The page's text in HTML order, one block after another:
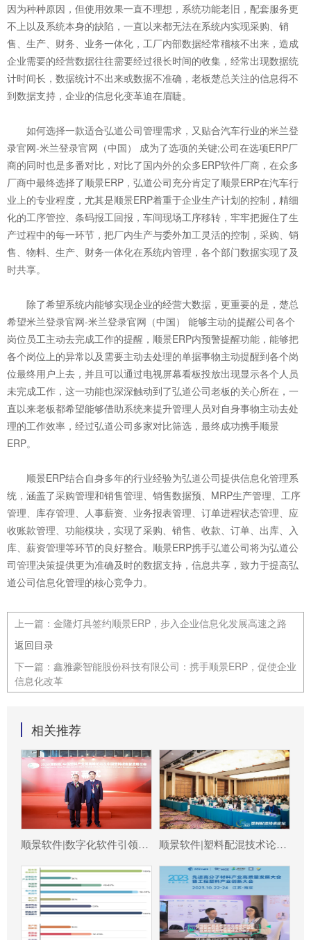
因为种种原因，但使用效果一直不理想，系统功能老旧，配套服务更
不上以及系统本身的缺陷，一直以来都无法在系统内实现采购、销
售、生产、财务、业务一体化，工厂内部数据经常稽核不出来，造成
企业需要的经营数据往往需要经过很长时间的收集，经常出现数据统
计时间长，数据统计不出来或数据不准确，老板楚总关注的信息得不
到数据支持，企业的信息化变革迫在眉睫。
如何选择一款适合弘道公司管理需求，又贴合汽车行业的米兰登
录官网-米兰登录官网（中国） 成为了选项的关键;公司在选项ERP厂
商的同时也是多番对比，对比了国内外的众多ERP软件厂商，在众多
厂商中最终选择了顺景ERP，弘道公司充分肯定了顺景ERP在汽车行
业上的专业程度，尤其是顺景ERP着重于企业生产计划的控制，精细
化的工序管控、条码报工回报，车间现场工序移转，牢牢把握住了生
产过程中的每一环节，把厂内生产与委外加工灵活的控制，采购、销
售、物料、生产、财务一体化在系统内管理，各个部门数据实现了及
时共享。
除了希望系统内能够实现企业的经营大数据，更重要的是，楚总
希望米兰登录官网-米兰登录官网（中国） 能够主动的提醒公司各个
岗位员工主动去完成工作的提醒，顺景ERP内预警提醒功能，能够把
各个岗位上的异常以及需要主动去处理的单据事物主动提醒到各个岗
位最终用户上去，并且可以通过电视屏幕看板投放出现显示各个人员
未完成工作，这一功能也深深触动到了弘道公司老板的关心所在，一
直以来老板都希望能够借助系统来提升管理人员对自身事物主动去处
理的工作效率，经过弘道公司多家对比筛选，最终成功携手顺景
ERP。
顺景ERP结合自身多年的行业经验为弘道公司提供信息化管理系
统，涵盖了采购管理和销售管理、销售数据预、MRP生产管理、工序
管理、库存管理、人事薪资、业务报表管理、订单进程状态管理、应
收账款管理、功能模块，实现了采购、销售、收款、订单、出库、入
库、薪资管理等环节的良好整合。顺景ERP携手弘道公司将为弘道公
司管理决策提供更为准确及时的数据支持，信息共享，致力于提高弘
道公司信息化管理的核心竞争力。
上一篇： 金隆灯具签约顺景ERP，步入企业信息化发展高速之路
返回目录
下一篇： 鑫雅豪智能股份科技有限公司：携手顺景ERP，促使企业
信息化改革
相关推荐
顺景软件|数字化软件引领新材料产业绿色智造新篇章 顺景软件|塑料配混技术论坛上展示数字化的力量